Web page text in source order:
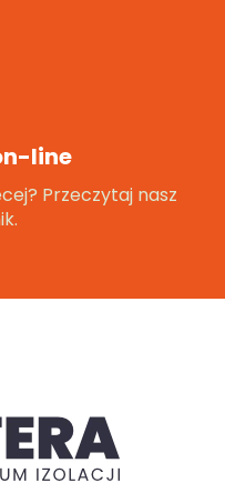
line
Przeczytaj nasz